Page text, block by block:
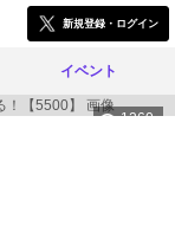
新規登録・ログイン
イベント
1260